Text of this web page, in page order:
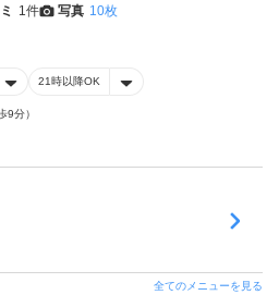
1件 写真 10枚
21時以降OK
9分）
全てのメニューを見る